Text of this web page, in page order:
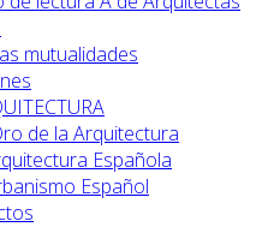
mutualidades
de la Arquitectura
Española
Español